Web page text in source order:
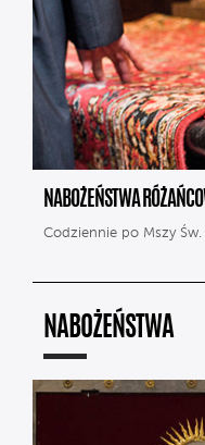
NABOŻEŃSTWA
Codziennie po Mszy Św.
NABOŻEŃSTWA